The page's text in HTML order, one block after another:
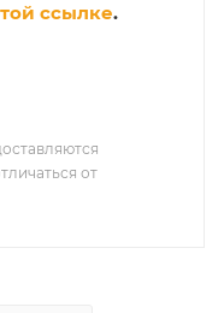
ссылке.
от